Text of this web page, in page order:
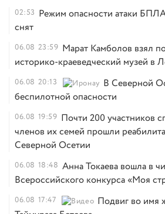
02:53 Режим опасности атаки
снят
06.08 23:59 Марат Камболов взял
историко-краеведческий музей в
06.08 20:13
В Северной
беспилотной опасности
06.08 19:59 Почти 200 участников
членов их семей прошли
Северной Осетии
06.08 18:48 Анна Токаева вошла в
Всероссийского конкурса «Моя
06.08 17:47
Подвиг во имя